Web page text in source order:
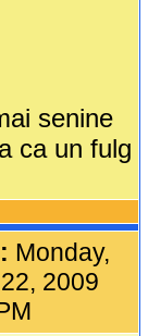
senine
ca un fulg
Monday,
2009